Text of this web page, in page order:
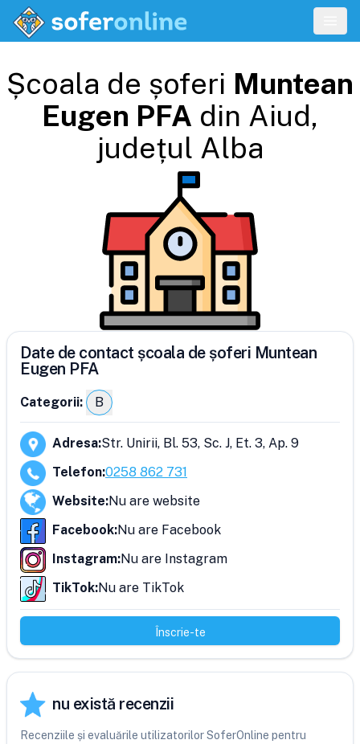
Școala de șoferi Muntean
Eugen PFA din Aiud,
județul Alba
Date de contact școala de șoferi Muntean
Eugen PFA
Categorii: B
Adresa:Str. Unirii, Bl. 53, Sc. J, Et. 3, Ap. 9
Telefon:0258 862 731
Website:Nu are website
Facebook:Nu are Facebook
Instagram:Nu are Instagram
TikTok:Nu are TikTok
Înscrie-te
nu există recenzii
Recenziile și evaluările utilizatorilor SoferOnline pentru